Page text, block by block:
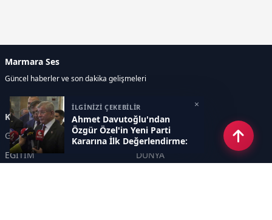
İLGİNİZİ ÇEKEBİLİR
Ahmet Davutoğlu'ndan
Özgür Özel'in Yeni Parti
Kararına İlk Değerlendirme:
"Hayırlı Olsun Demek Düşer"
×
Marmara Ses
Güncel haberler ve son dakika gelişmeleri
Kategoriler
GÜNDEM
EKONOMİ
EĞİTİM
DÜNYA